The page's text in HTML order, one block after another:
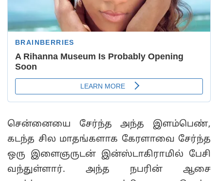
சென்னையை சேர்ந்த அந்த இளம்பெண்,
கடந்த சில மாதங்களாக கேரளாவை சேர்ந்த
ஒரு இளைஞருடன் இன்ஸ்டாகிராமில் பேசி
வந்துள்ளார். அந்த நபரின் ஆசை